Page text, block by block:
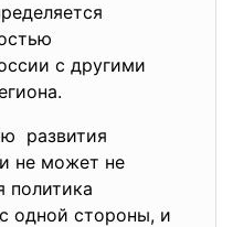
с другими
развития
не может не
политика
одной стороны, и